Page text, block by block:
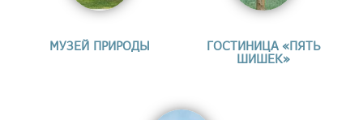
МУЗЕЙ ПРИРОДЫ
ГОСТИНИЦА «ПЯТЬ
ШИШЕК»